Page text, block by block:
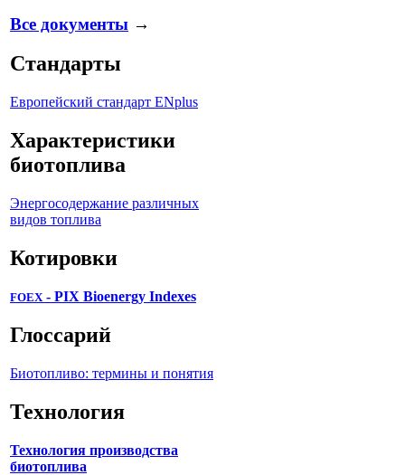
Все документы →
Стандарты
Европейский стандарт ENplus
Характеристики
биотоплива
Энергосодержание различных
видов топлива
Котировки
FOEX - PIX Bioenergy Indexes
Глоссарий
Биотопливо: термины и понятия
Технология
Технология производства
биотоплива